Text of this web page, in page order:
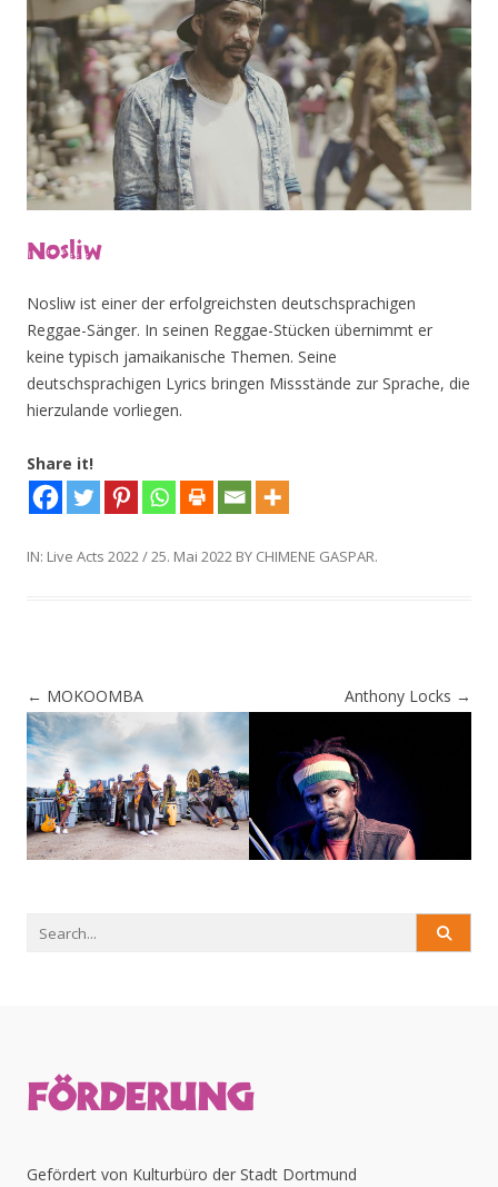
Nosliw
Nosliw ist einer der erfolgreichsten deutschsprachigen
Reggae-Sänger. In seinen Reggae-Stücken übernimmt er
keine typisch jamaikanische Themen. Seine
deutschsprachigen Lyrics bringen Missstände zur Sprache, die
hierzulande vorliegen.
Share it!
IN: Live Acts 2022/25. Mai 2022 BY CHIMENE GASPAR.
navigation
Post
navigation
← MOKOOMBA Anthony Locks →
Search
FÖRDERUNG
Gefördert von Kulturbüro der Stadt Dortmund